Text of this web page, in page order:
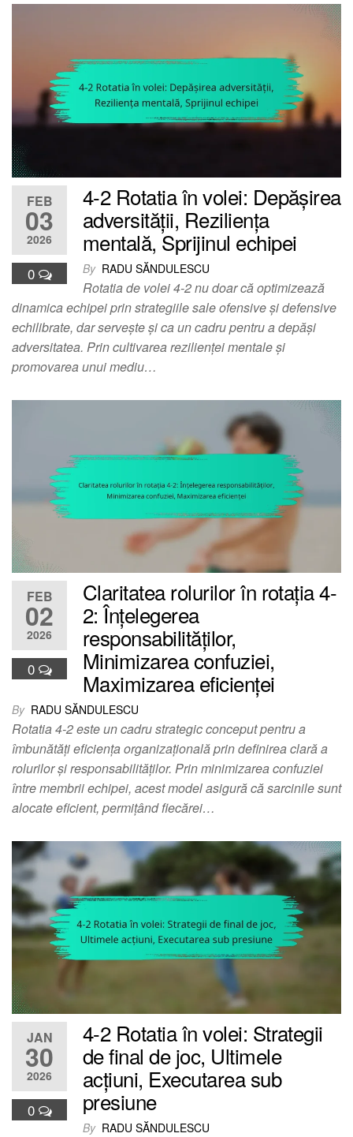
FEB
03
2026
0
4-2 Rotatia în volei: Depășirea
adversității, Reziliența
mentală, Sprijinul echipei
By RADU SĂNDULESCU
Rotatia de volei 4-2 nu doar că optimizează
dinamica echipei prin strategiile sale ofensive și defensive
echilibrate, dar servește și ca un cadru pentru a depăși
adversitatea. Prin cultivarea rezilienței mentale și
promovarea unui mediu…
FEB
02
2026
0
Claritatea rolurilor în rotația 4-
2: Înțelegerea
responsabilităților,
Minimizarea confuziei,
Maximizarea eficienței
By RADU SĂNDULESCU
Rotatia 4-2 este un cadru strategic conceput pentru a
îmbunătăți eficiența organizațională prin definirea clară a
rolurilor și responsabilităților. Prin minimizarea confuziei
între membrii echipei, acest model asigură că sarcinile sunt
alocate eficient, permițând fiecărei…
JAN
30
2026
0
4-2 Rotatia în volei: Strategii
de final de joc, Ultimele
acțiuni, Executarea sub
presiune
By RADU SĂNDULESCU